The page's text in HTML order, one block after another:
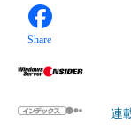
Share
連